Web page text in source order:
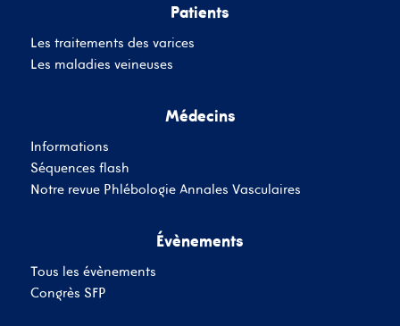
Patients
Les traitements des varices
Les maladies veineuses
Médecins
Informations
Séquences flash
Notre revue Phlébologie Annales Vasculaires
Évènements
Tous les évènements
Congrès SFP
Se souvenir de moi
SE CONNECTER
Inscrivez-Vous